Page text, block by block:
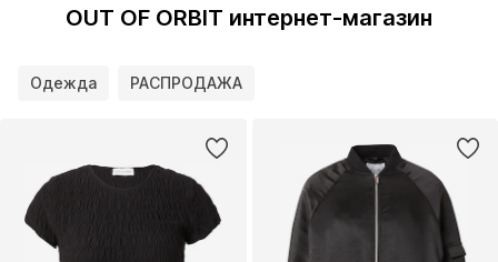
OUT OF ORBIT интернет-магазин
Одежда РАСПРОДАЖА